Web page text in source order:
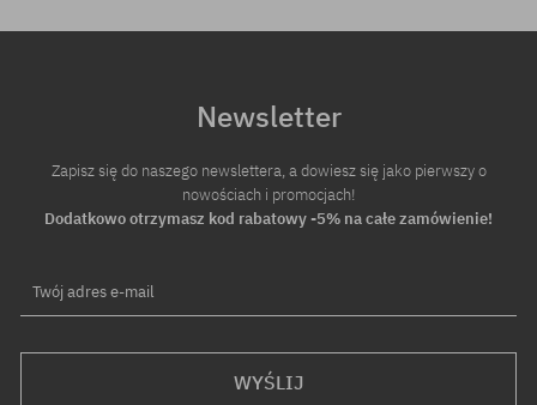
Newsletter
Zapisz się do naszego newslettera, a dowiesz się jako pierwszy o
nowościach i promocjach!
Dodatkowo otrzymasz kod rabatowy -5% na całe zamówienie!
Twój adres e-mail
WYŚLIJ